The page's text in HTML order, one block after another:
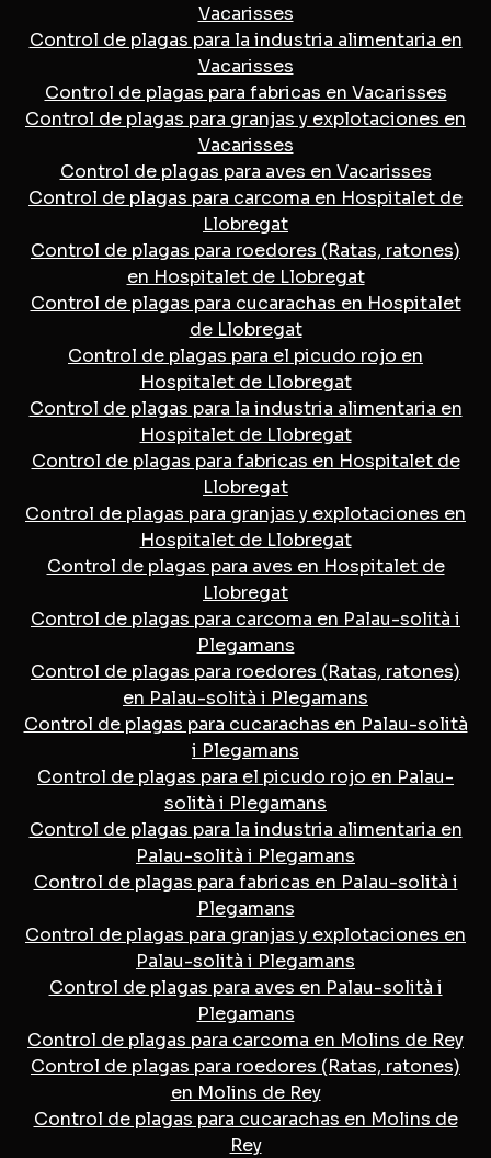
Vacarisses
Control de plagas para la industria alimentaria en
Vacarisses
Control de plagas para fabricas en Vacarisses
Control de plagas para granjas y explotaciones en
Vacarisses
Control de plagas para aves en Vacarisses
Control de plagas para carcoma en Hospitalet de
Llobregat
Control de plagas para roedores (Ratas, ratones)
en Hospitalet de Llobregat
Control de plagas para cucarachas en Hospitalet
de Llobregat
Control de plagas para el picudo rojo en
Hospitalet de Llobregat
Control de plagas para la industria alimentaria en
Hospitalet de Llobregat
Control de plagas para fabricas en Hospitalet de
Llobregat
Control de plagas para granjas y explotaciones en
Hospitalet de Llobregat
Control de plagas para aves en Hospitalet de
Llobregat
Control de plagas para carcoma en Palau-solità i
Plegamans
Control de plagas para roedores (Ratas, ratones)
en Palau-solità i Plegamans
Control de plagas para cucarachas en Palau-solità
i Plegamans
Control de plagas para el picudo rojo en Palau-
solità i Plegamans
Control de plagas para la industria alimentaria en
Palau-solità i Plegamans
Control de plagas para fabricas en Palau-solità i
Plegamans
Control de plagas para granjas y explotaciones en
Palau-solità i Plegamans
Control de plagas para aves en Palau-solità i
Plegamans
Control de plagas para carcoma en Molins de Rey
Control de plagas para roedores (Ratas, ratones)
en Molins de Rey
Control de plagas para cucarachas en Molins de
Rey